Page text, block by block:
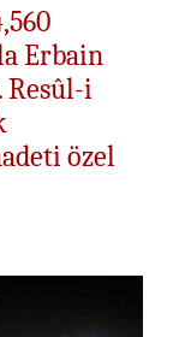
Erbain
i
özel